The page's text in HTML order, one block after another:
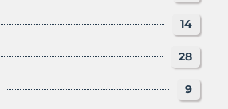
14
28
9